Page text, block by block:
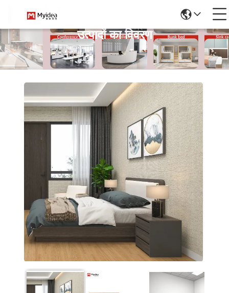
उत्पादों का विवरण